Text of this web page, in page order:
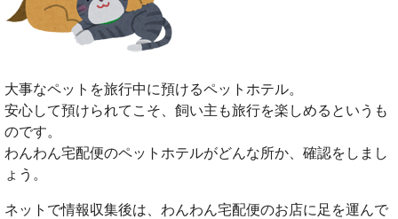
大事なペットを旅行中に預けるペットホテル。
安心して預けられてこそ、飼い主も旅行を楽しめるというも
のです。
わんわん宅配便のペットホテルがどんな所か、確認をしまし
ょう。
ネットで情報収集後は、わんわん宅配便のお店に足を運んで